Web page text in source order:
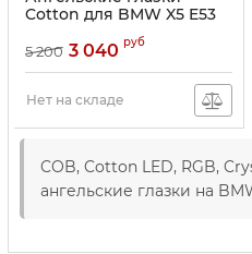
Cotton для BMW X5 E53
5 200 3 040 руб
Нет на складе
COB, Cotton LED, RGB,
ангельские глазки на